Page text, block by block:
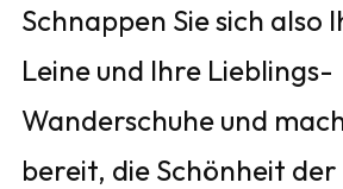
Schnappen Sie sich also
Leine und Ihre Lieblings-
Wanderschuhe und
bereit, die Schönheit